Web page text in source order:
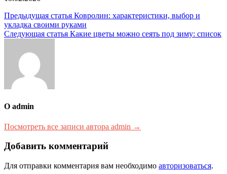
Навигация
по
Предыдущая статья Ковролин: характеристики, выбор и
укладка своими руками
Следующая статья Какие цветы можно сеять под зиму: список
О admin
Посмотреть все записи автора admin →
Добавить комментарий
Для отправки комментария вам необходимо авторизоваться.